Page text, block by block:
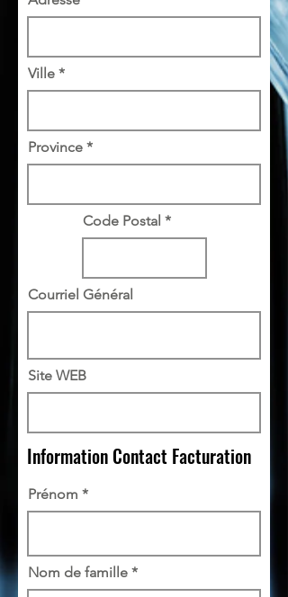
Ville
Province
Code Postal
Courriel Général
Site WEB
Information Contact Facturation
Prénom
Nom de famille